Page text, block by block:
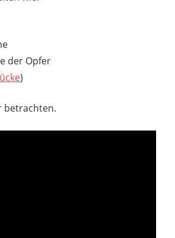
der Opfer
)
betrachten.